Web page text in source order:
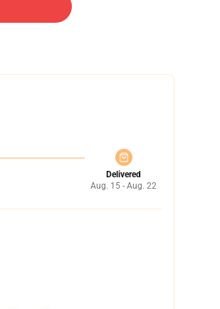
Delivered
Aug. 15 - Aug. 22